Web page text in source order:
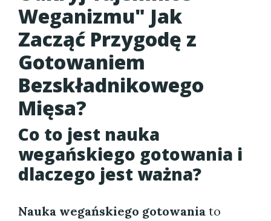
Weganizmu" Jak
Zacząć Przygodę z
Gotowaniem
Bezskładnikowego
Mięsa?
Co to jest nauka
wegańskiego gotowania i
dlaczego jest ważna?
Nauka wegańskiego gotowania to